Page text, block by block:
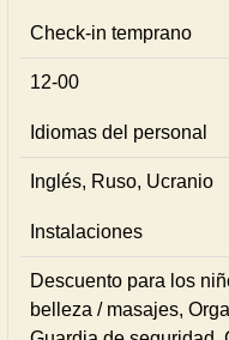
Check-in temprano
12-00
Idiomas del personal
Inglés, Ruso, Ucranio
Instalaciones
Descuento para los
belleza / masajes,